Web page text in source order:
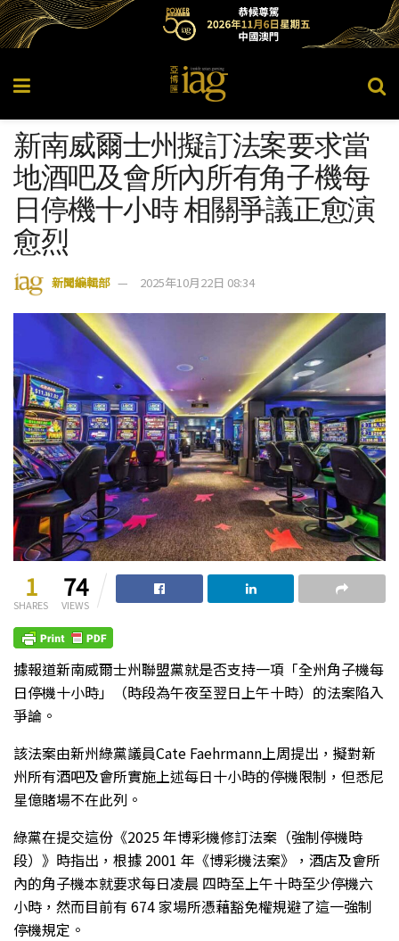
新南威爾士州擬訂法案要求當
地酒吧及會所內所有角子機每
日停機十小時 相關爭議正愈演
愈烈
新聞編輯部 2025年10月22日 08:34
1
SHARES
74
VIEWS
據報道新南威爾士州聯盟黨就是否支持一項「全州角子機每
日停機十小時」（時段為午夜至翌日上午十時）的法案陷入
爭論。
該法案由新州綠黨議員Cate Faehrmann上周提出，擬對新
州所有酒吧及會所實施上述每日十小時的停機限制，但悉尼
星億賭場不在此列。
綠黨在提交這份《2025 年博彩機修訂法案（強制停機時
段）》時指出，根據 2001 年《博彩機法案》，酒店及會所
內的角子機本就要求每日凌晨 四時至上午十時至少停機六
小時，然而目前有 674 家場所憑藉豁免權規避了這一強制
停機規定。